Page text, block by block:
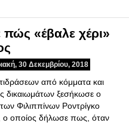
πώς «έβαλε χέρι»
30 Δεκεμβρίου, 2018
από κόμματα και
δικαιωμάτων ξεσήκωσε ο
Φιλιππίνων Ροντρίγκο
ο οποίος δήλωσε πως, όταν